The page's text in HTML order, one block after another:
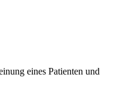
eines Patienten und